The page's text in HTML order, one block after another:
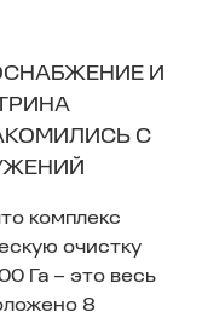
И
С
комплекс
очистку
Га – это весь
8